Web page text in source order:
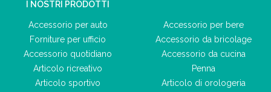
I NOSTRI PRODOTTI
Accessorio per auto
Forniture per ufficio
Accessorio quotidiano
Articolo ricreativo
Articolo sportivo
Accessorio per bere
Accessorio da bricolage
Accessorio da cucina
Penna
Articolo di orologeria